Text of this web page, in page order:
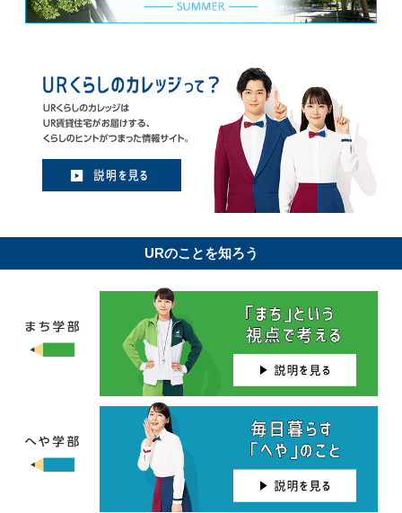
URのことを知ろう